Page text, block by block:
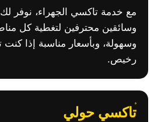
مع خدمة تاكسي الجهراء، نوفر
وسائقين محترفين لتغطية كل
وسهولة، وبأسعار مناسبة إذا
رخيص.
تاكسي حولي